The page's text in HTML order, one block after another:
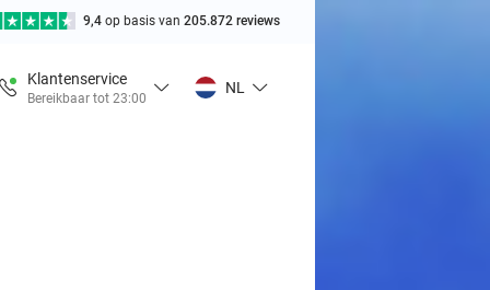
9,4 op basis van 205.872 reviews
Klantenservice
Bereikbaar tot 23:00
NL